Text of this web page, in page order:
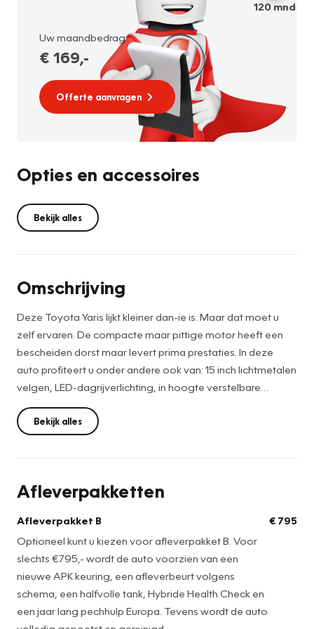
120mnd
Uw maandbedrag:
€ 169,-
Offerte aanvragen
Opties en accessoires
Bekijk alles
Omschrijving
Deze Toyota Yaris lijkt kleiner dan-ie is. Maar dat moet u
zelf ervaren. De compacte maar pittige motor heeft een
bescheiden dorst maar levert prima prestaties. In deze
auto profiteert u onder andere ook van: 15 inch lichtmetalen
velgen, LED-dagrijverlichting, in hoogte verstelbare
passagiersstoel, in delen neerklapbare achterbank, LED-
achterlichten en zwarte stoffen bekleding.
warm of te koud. De automatische airconditioning zorgt
ruitenwissersnelheid wordt bij iedere bui perfect geregeld
dankzij de regensensor. U bedient de cruise control
eenvoudig zonder uw handen van het stuur te halen. Uw
eigen muziek afspelen via de autoradio gaat heel
gemakkelijk met de usb-aansluiting. Met 3-spaaks lederen
stuur, 2 isofix-aansluitingen, centrale deurvergrendeling
Bekijk alles
Afleverpakketten
Afleverpakket B
Optioneel kunt u kiezen voor afleverpakket B. Voor
slechts €795,- wordt de auto voorzien van een
nieuwe APK keuring, een afleverbeurt volgens
schema, een halfvolle tank, Hybride Health Check en
een jaar lang pechhulp Europa. Tevens wordt de auto
€ 795